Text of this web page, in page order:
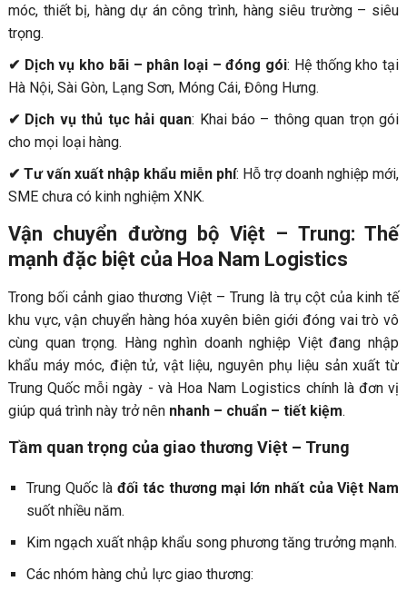
móc, thiết bị, hàng dự án công trình, hàng siêu trường – siêu
trọng.
✔ Dịch vụ kho bãi – phân loại – đóng gói: Hệ thống kho tại
Hà Nội, Sài Gòn, Lạng Sơn, Móng Cái, Đông Hưng.
✔ Dịch vụ thủ tục hải quan: Khai báo – thông quan trọn gói
cho mọi loại hàng.
✔ Tư vấn xuất nhập khẩu miễn phí: Hỗ trợ doanh nghiệp mới,
SME chưa có kinh nghiệm XNK.
Vận chuyển đường bộ Việt – Trung: Thế
mạnh đặc biệt của Hoa Nam Logistics
Trong bối cảnh giao thương Việt – Trung là trụ cột của kinh tế
khu vực, vận chuyển hàng hóa xuyên biên giới đóng vai trò vô
cùng quan trọng. Hàng nghìn doanh nghiệp Việt đang nhập
khẩu máy móc, điện tử, vật liệu, nguyên phụ liệu sản xuất từ
Trung Quốc mỗi ngày - và Hoa Nam Logistics chính là đơn vị
giúp quá trình này trở nên nhanh – chuẩn – tiết kiệm.
Tầm quan trọng của giao thương Việt – Trung
Trung Quốc làđối tác thương mại lớn nhất của Việt Nam
suốt nhiều năm.
Kim ngạch xuất nhập khẩu song phương tăng trưởng mạnh.
Các nhóm hàng chủ lực giao thương: